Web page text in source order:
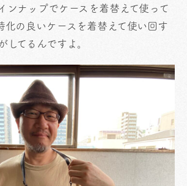
ンナップでケースを着替えて使って
化の良いケースを着替えて使い回す
してるんですよ。